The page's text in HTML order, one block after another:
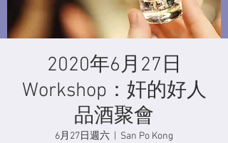
2020年6月27日
Workshop：奸的好人
品酒聚會
6月27日週六 San Po Kong